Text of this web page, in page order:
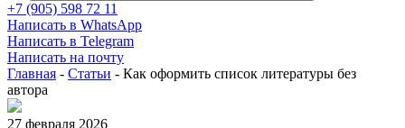
+7 (905) 598 72 11
Написать в WhatsApp
Написать в Telegram
Написать на почту
Главная - Статьи - Как оформить список литературы без
автора
27 февраля 2026